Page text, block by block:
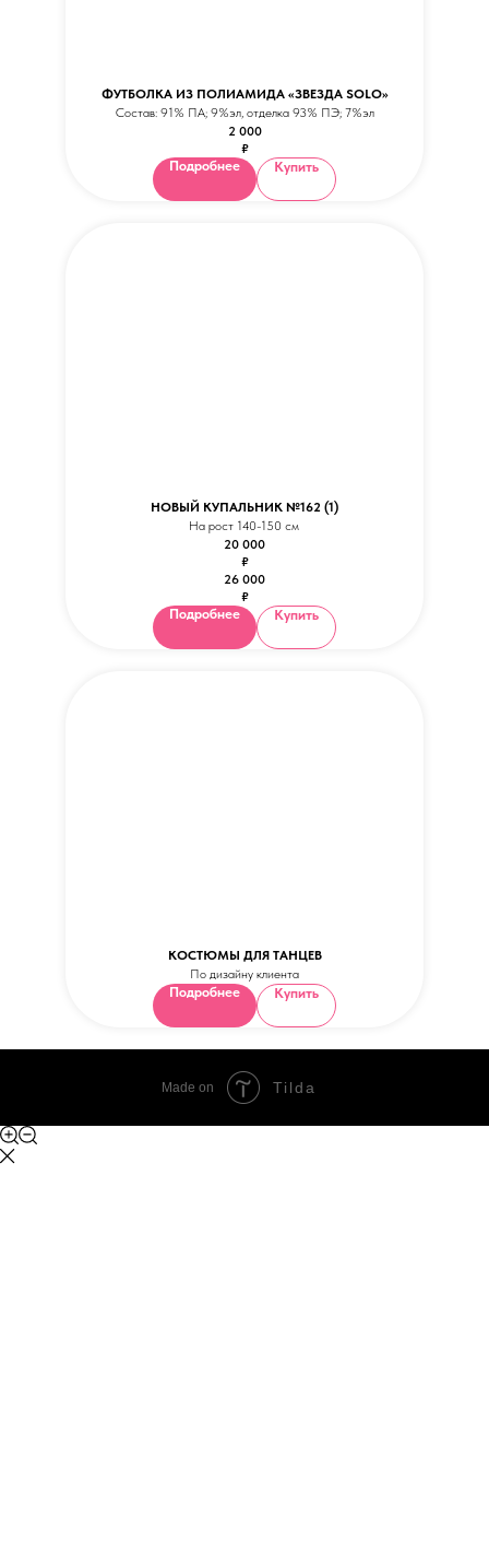
ФУТБОЛКА ИЗ ПОЛИАМИДА «ЗВЕЗДА SOLO»
Состав: 91% ПА; 9%эл, отделка 93% ПЭ; 7%эл
2 000
₽
Подробнее Купить
НОВЫЙ КУПАЛЬНИК №162 (1)
На рост 140-150 см
20 000
₽
26 000
₽
Подробнее Купить
КОСТЮМЫ ДЛЯ ТАНЦЕВ
По дизайну клиента
Подробнее Купить
Made on Tilda